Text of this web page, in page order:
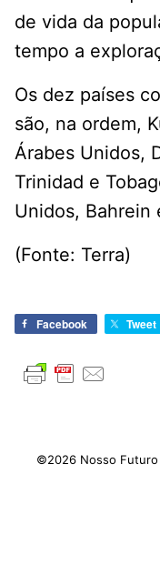
de vida da
tempo a
Os dez países
são, na ordem,
Árabes Unidos,
Trinidad e
Unidos, Bahrein
(Fonte: Terra)
Facebook Tweet
©2026 Nosso Futuro